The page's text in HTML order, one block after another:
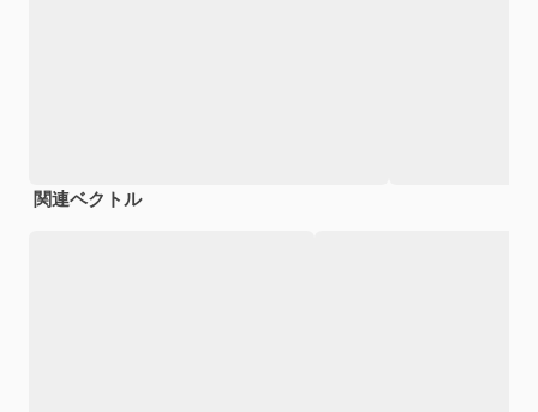
関連ベクトル